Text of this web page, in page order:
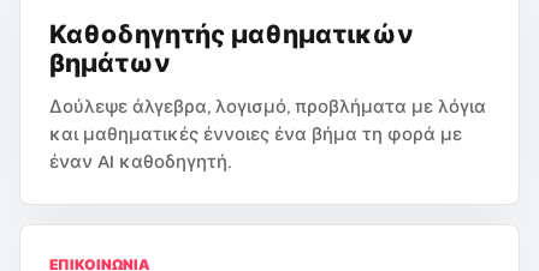
Καθοδηγητής μαθηματικών
βημάτων
Δούλεψε άλγεβρα, λογισμό, προβλήματα με λόγια
και μαθηματικές έννοιες ένα βήμα τη φορά με
έναν AI καθοδηγητή.
ΕΠΙΚΟΙΝΩΝΊΑ